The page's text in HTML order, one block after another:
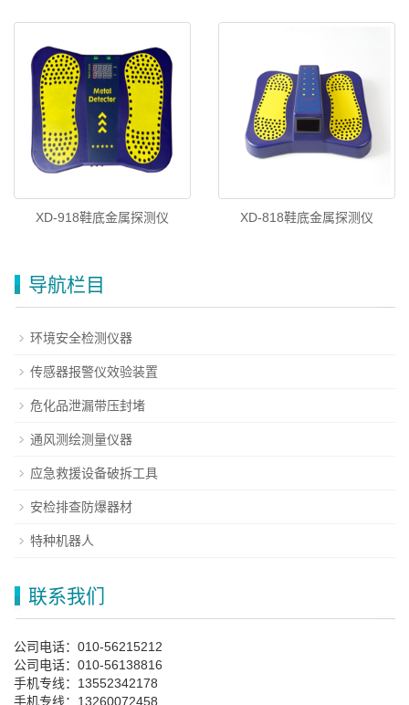
XD-918鞋底金属探测仪 XD-818鞋底金属探测仪
导航栏目
环境安全检测仪器
传感器报警仪效验装置
危化品泄漏带压封堵
通风测绘测量仪器
应急救援设备破拆工具
安检排查防爆器材
特种机器人
联系我们
公司电话：010-56215212
公司电话：010-56138816
手机专线：13552342178
手机专线：13260072458